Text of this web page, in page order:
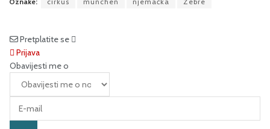
Pretplatite se
Prijava
Obavijesti me o